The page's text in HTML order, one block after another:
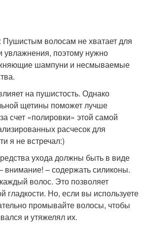
волосам не хватает для
увлажнения, поэтому нужно
шампуни и несмываемые
на пушистость. Однако
щетины поможет лучше
счет «полировки» этой самой
расчесок для
я не встречал:)
ухода должны быть в виде
внимание! – содержать силиконы.
волос. Это позволяет
гладкости. Но, если вы используете
промывайте волосы, чтобы
и утяжелял их.